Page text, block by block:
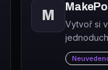
M
Vytvoř si
vytvářet